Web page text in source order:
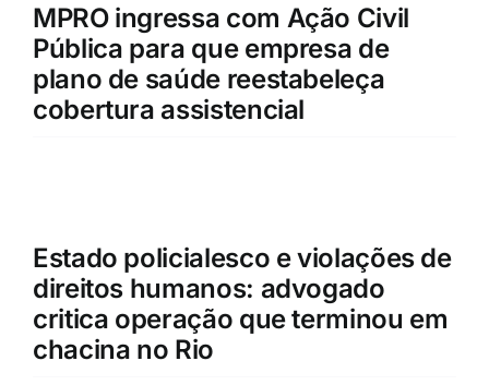
MPRO ingressa com Ação Civil
Pública para que empresa de
plano de saúde reestabeleça
cobertura assistencial
Estado policialesco e violações de
direitos humanos: advogado
critica operação que terminou em
chacina no Rio